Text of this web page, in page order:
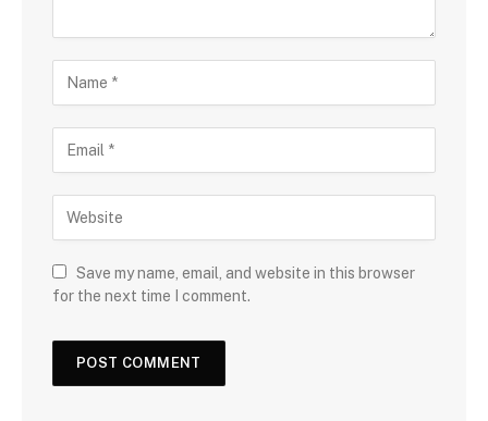
Save my name, email, and website in this browser
for the next time I comment.